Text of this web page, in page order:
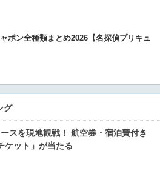
ポン全種類まとめ2026【名探偵プリキュ
グ
スを現地観戦！ 航空券・宿泊費付き
ケット」が当たる